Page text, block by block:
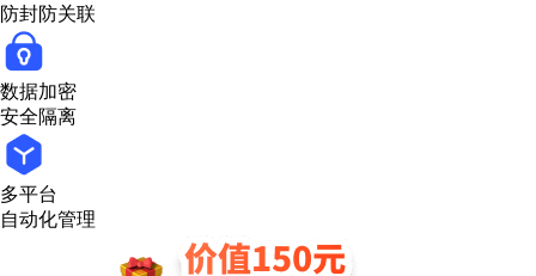
防封防关联
数据加密
安全隔离
多平台
自动化管理